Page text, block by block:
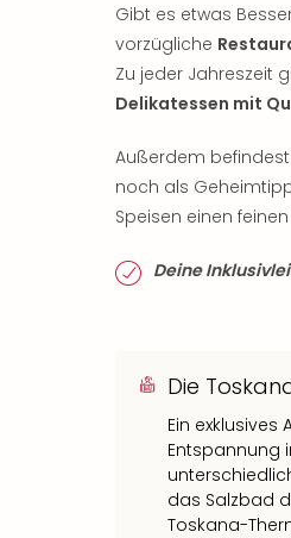
Gibt es etwas
vorzügliche
Zu jeder Jahreszeit
Delikatessen mit
Außerdem
noch als
Speisen einen
Deine
Die
Ein
Entspannung
das Salzbad
Toskana-